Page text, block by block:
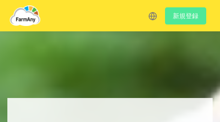
新規登録